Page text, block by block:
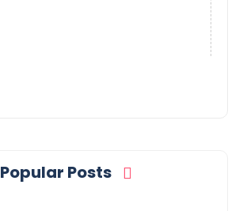
Popular Posts